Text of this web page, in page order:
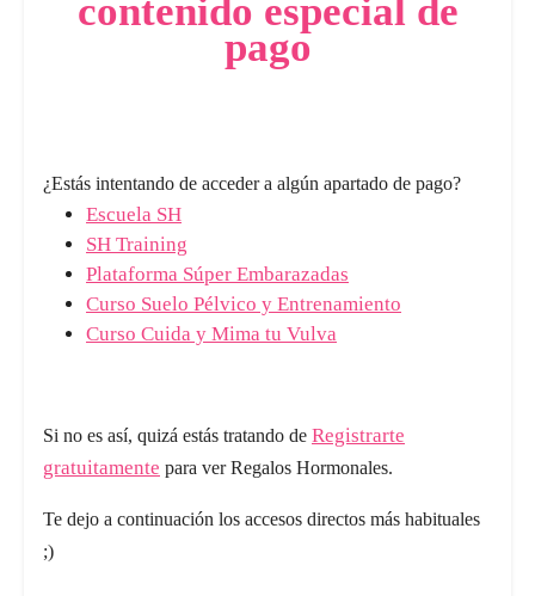
contenido especial de
pago
¿Estás intentando de acceder a algún apartado de pago?
Escuela SH
SH Training
Plataforma Súper Embarazadas
Curso Suelo Pélvico y Entrenamiento
Curso Cuida y Mima tu Vulva
Si no es así, quizá estás tratando de Registrarte
gratuitamente para ver Regalos Hormonales.
Te dejo a continuación los accesos directos más habituales
;)